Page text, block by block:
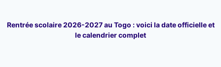
Rentrée scolaire 2026-2027 au Togo : voici la date officielle et
le calendrier complet